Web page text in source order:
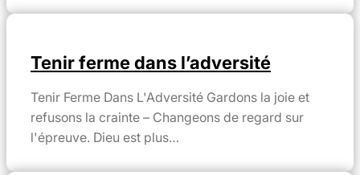
Tenir ferme dans l’adversité
Tenir Ferme Dans L'Adversité Gardons la joie et
refusons la crainte – Changeons de regard sur
l'épreuve. Dieu est plus…